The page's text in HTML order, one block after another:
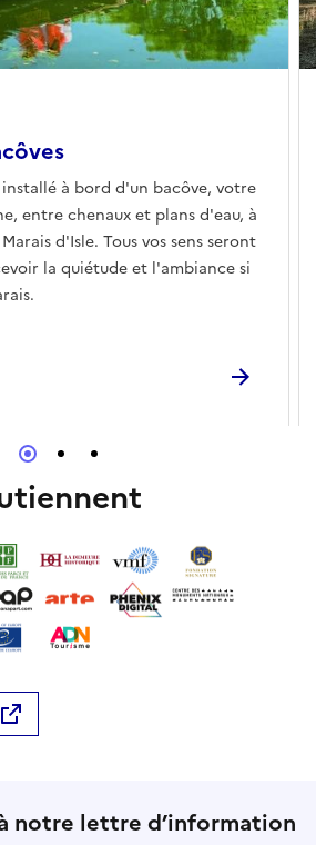
à bord d'un bacôve, votre
entre chenaux et plans d'eau, à
d'Isle. Tous vos sens seront
la quiétude et l'ambiance si
notre lettre d’information